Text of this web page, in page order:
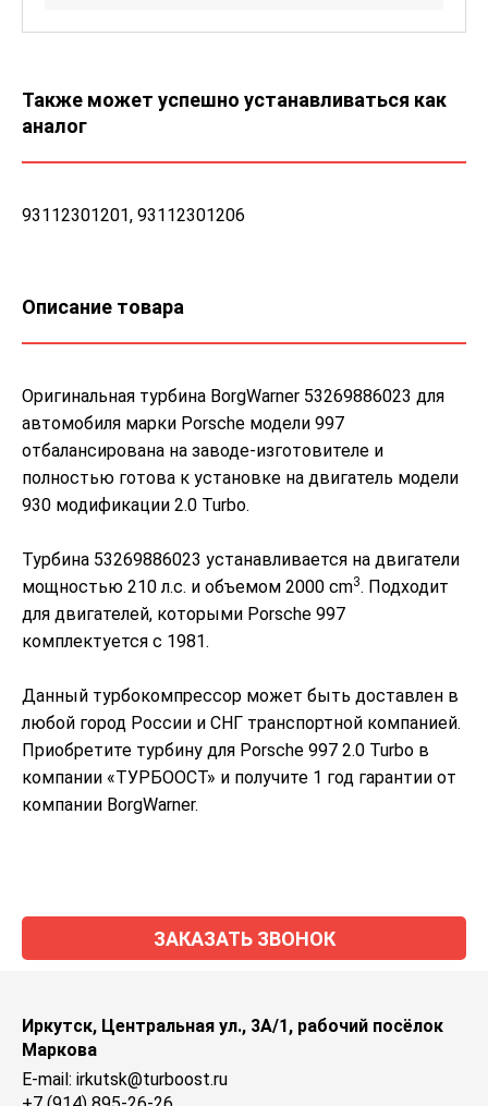
Также может успешно устанавливаться как
аналог
93112301201, 93112301206
Описание товара
Оригинальная турбина BorgWarner 53269886023 для
автомобиля марки Porsche модели 997
отбалансирована на заводе-изготовителе и
полностью готова к установке на двигатель модели
930 модификации 2.0 Turbo.
Турбина 53269886023 устанавливается на двигатели
мощностью 210 л.с. и объемом 2000 cm3. Подходит
для двигателей, которыми Porsche 997
комплектуется с 1981.
Данный турбокомпрессор может быть доставлен в
любой город России и СНГ транспортной компанией.
Приобретите турбину для Porsche 997 2.0 Turbo в
компании «ТУРБООСТ» и получите 1 год гарантии от
компании BorgWarner.
ЗАКАЗАТЬ ЗВОНОК
Иркутск, Центральная ул., 3А/1, рабочий посёлок
Маркова
E-mail: irkutsk@turboost.ru